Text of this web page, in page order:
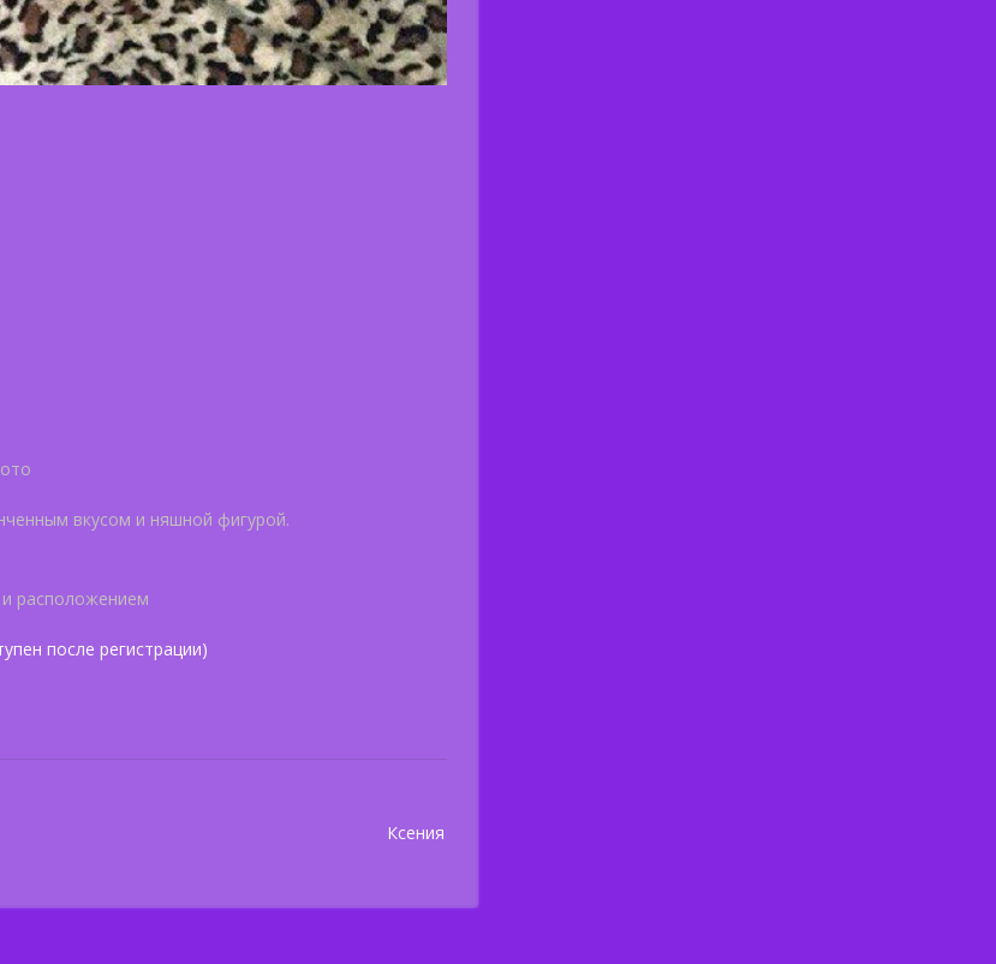
вкусом и няшной фигурой.
расположением
после регистрации)
Ксения